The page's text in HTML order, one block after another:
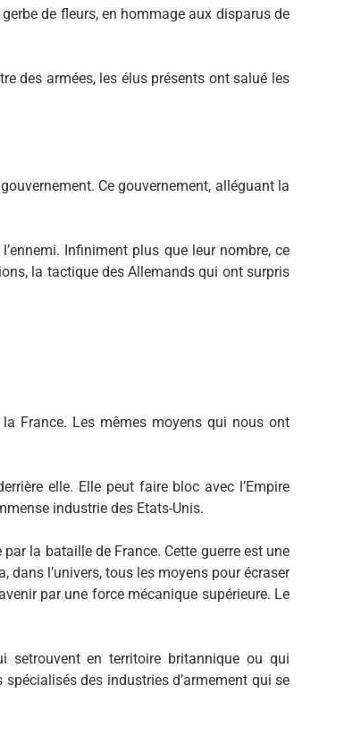
de fleurs, en hommage aux disparus de
des armées, les élus présents ont salué les
Ce gouvernement, alléguant la
Infiniment plus que leur nombre, ce
la tactique des Allemands qui ont surpris
France. Les mêmes moyens qui nous ont
elle. Elle peut faire bloc avec l’Empire
industrie des Etats-Unis.
la bataille de France. Cette guerre est une
dans l’univers, tous les moyens pour écraser
par une force mécanique supérieure. Le
setrouvent en territoire britannique ou qui
des industries d’armement qui se